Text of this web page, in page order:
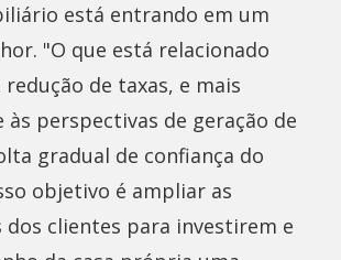
está entrando em um
"O que está relacionado
de taxas, e mais
perspectivas de geração de
gradual de confiança do
objetivo é ampliar as
dos clientes para investirem e